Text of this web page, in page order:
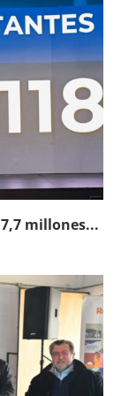
millones...